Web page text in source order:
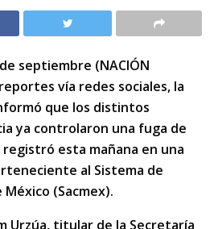
septiembre (NACIÓN
vía redes sociales, la
que los distintos
ya controlaron una fuga de
esta mañana en una
al Sistema de
(Sacmex).
Urzúa, titular de la Secretaría